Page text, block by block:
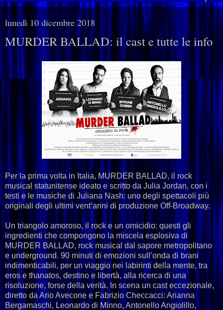
lunedì 10 dicembre 2018
MURDER BALLAD: il cast e tutte le info
Per la prima volta in Italia, MURDER BALLAD, il rock
musical statunitense ideato e scritto da Julia Jordan, con i
testi e le musiche di Juliana Nash: uno degli spettacoli più
originali degli ultimi vent’anni di produzione Off-Broadway.
Un triangolo amoroso, il rock e un omicidio: questi gli
ingredienti che compongono la miscela esplosiva di
MURDER BALLAD, rock musical dal sapore metropolitano
e underground. 90 minuti di emozioni sull’onda di brani
indimenticabili, per un viaggio nei labirinti della mente, tra
eros e thanatos, destino e libertà, alla ricerca di una
risoluzione, forse della verità. In scena un cast eccezionale,
diretto da Ario Avecone e Fabrizio Checcacci: Arianna
Bergamaschi, Leonardo di Minno, Antonello Angiolillo,